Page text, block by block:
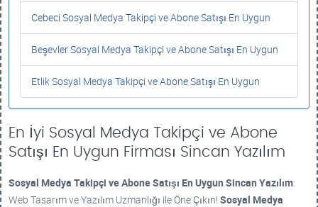
Cebeci Sosyal Medya Takipçi ve Abone Satışı En Uygun
Beşevler Sosyal Medya Takipçi ve Abone Satışı En Uygun
Etlik Sosyal Medya Takipçi ve Abone Satışı En Uygun
En İyi Sosyal Medya Takipçi ve Abone
Satışı En Uygun Firması Sincan Yazılım
Sosyal Medya Takipçi ve Abone Satışı En Uygun Sincan Yazılım:
Web Tasarım ve Yazılım Uzmanlığı ile Öne Çıkın! Sosyal Medya